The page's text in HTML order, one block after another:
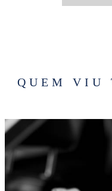
QUEM VIU